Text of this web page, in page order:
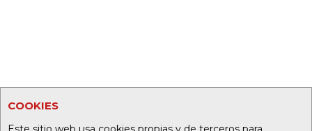
COOKIES